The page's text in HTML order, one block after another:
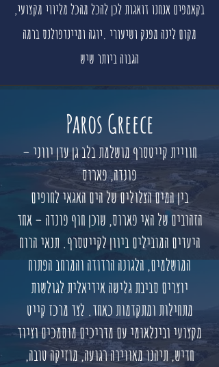
בקאמפים אנחנו דואגות לכן להכל מהכל מליווי מקצועי,
מקום לינה מפנק ושיעורי .יוגה ומיינדפולנס ברמה
הגבוה ביותר שיש
Paros Greece
חוויית קייטסרף מושלמת בלב גן עדן יווני –
פונדה, פארוס
בין המים הצלולים של הים האגאי לחופים
הזהובים של האי פארוס, שוכן חוף פונדה – אחד
היעדים המובילים ביוון לקייטסרף. תנאי הרוח
המושלמים, הלגונה הרדודה והמרחב הפתוח
יוצרים סביבת גלישה אידיאלית לגולשות
מתחילות ומתקדמות כאחד. לצד מרכז קייט
מקצועי ובינלאומי עם מדריכים מוסמכים וציוד
חדיש, תיהנו מאווירה רגועה, מוזיקה טובה,